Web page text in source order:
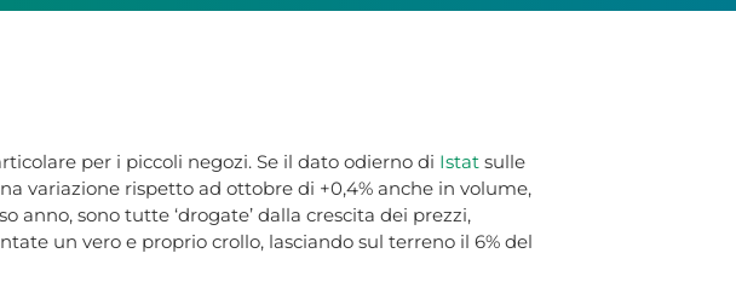
per i piccoli negozi. Se il dato odierno di Istat sulle
variazione rispetto ad ottobre di +0,4% anche in volume,
sono tutte ‘drogate’ dalla crescita dei prezzi,
un vero e proprio crollo, lasciando sul terreno il 6% del